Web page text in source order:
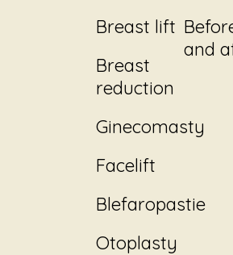
Breast lift
Breast
reduction
Ginecomasty
Facelift
Blefaropastie
Otoplasty
and